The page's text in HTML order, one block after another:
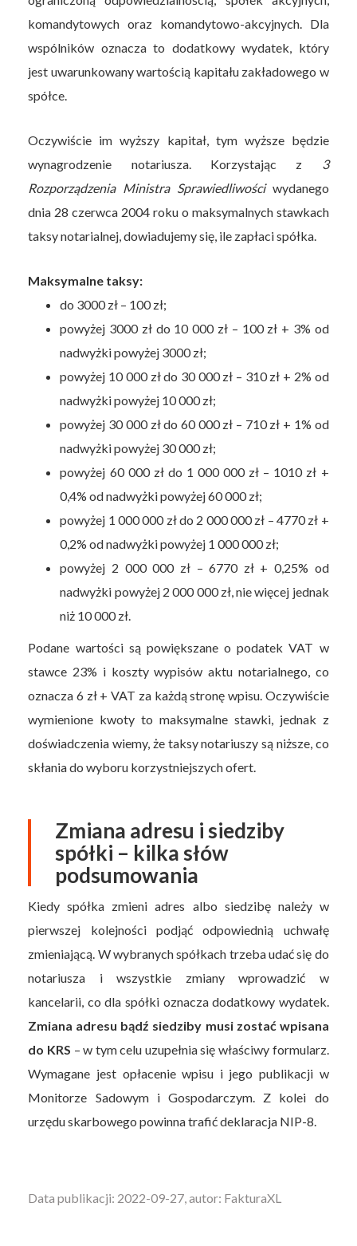
komandytowych oraz komandytowo-akcyjnych. Dla
wspólników oznacza to dodatkowy wydatek, który
jest uwarunkowany wartością kapitału zakładowego w
spółce.
Oczywiście im wyższy kapitał, tym wyższe będzie
wynagrodzenie notariusza. Korzystając z 3
Rozporządzenia Ministra Sprawiedliwości wydanego
dnia 28 czerwca 2004 roku o maksymalnych stawkach
taksy notarialnej, dowiadujemy się, ile zapłaci spółka.
Maksymalne taksy:
do 3000 zł – 100 zł;
powyżej 3000 zł do 10 000 zł – 100 zł + 3% od
nadwyżki powyżej 3000 zł;
powyżej 10 000 zł do 30 000 zł – 310 zł + 2% od
nadwyżki powyżej 10 000 zł;
powyżej 30 000 zł do 60 000 zł – 710 zł + 1% od
nadwyżki powyżej 30 000 zł;
powyżej 60 000 zł do 1 000 000 zł – 1010 zł +
0,4% od nadwyżki powyżej 60 000 zł;
powyżej 1 000 000 zł do 2 000 000 zł – 4770 zł +
0,2% od nadwyżki powyżej 1 000 000 zł;
powyżej 2 000 000 zł – 6770 zł + 0,25% od
nadwyżki powyżej 2 000 000 zł, nie więcej jednak
niż 10 000 zł.
Podane wartości są powiększane o podatek VAT w
stawce 23% i koszty wypisów aktu notarialnego, co
oznacza 6 zł + VAT za każdą stronę wpisu. Oczywiście
wymienione kwoty to maksymalne stawki, jednak z
doświadczenia wiemy, że taksy notariuszy są niższe, co
skłania do wyboru korzystniejszych ofert.
Zmiana adresu i siedziby
spółki – kilka słów
podsumowania
Kiedy spółka zmieni adres albo siedzibę należy w
pierwszej kolejności podjąć odpowiednią uchwałę
zmieniającą. W wybranych spółkach trzeba udać się do
notariusza i wszystkie zmiany wprowadzić w
kancelarii, co dla spółki oznacza dodatkowy wydatek.
Zmiana adresu bądź siedziby musi zostać wpisana
do KRS – w tym celu uzupełnia się właściwy formularz.
Wymagane jest opłacenie wpisu i jego publikacji w
Monitorze Sadowym i Gospodarczym. Z kolei do
urzędu skarbowego powinna trafić deklaracja NIP-8.
Data publikacji: 2022-09-27, autor: FakturaXL